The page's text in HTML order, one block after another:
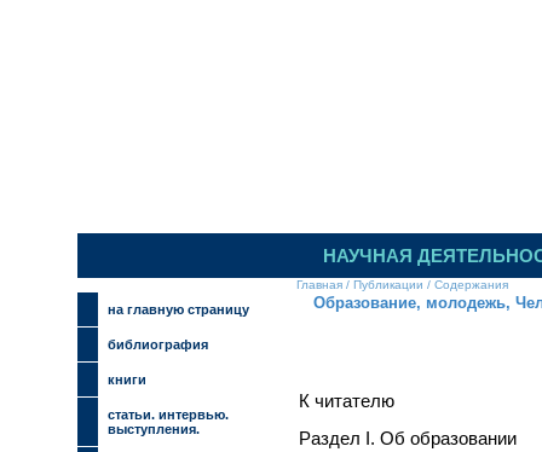
НАУЧНАЯ
на главную страницу
библиография
книги
cтатьи. интервью.
выступления.
Главная / Публикации / Содержания
Образование, молодежь,
К читателю
Раздел I. Об образовании